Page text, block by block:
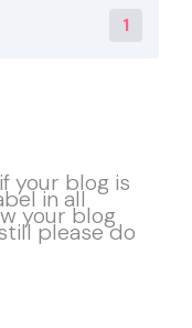
1
your blog is
in all
your blog
please do